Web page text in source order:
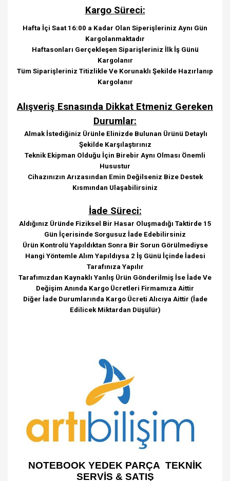
Kargo Süreci:
Hafta İçi Saat 16:00 a Kadar Olan Siperişleriniz Aynı Gün
Kargolanmaktadır
Haftasonları Gerçekleşen Siparişleriniz İlk İş Günü
Kargolanır
Tüm Siparişleriniz Titizlikle Ve Korunaklı Şekilde Hazırlanıp
Kargolanır
Alışveriş Esnasında Dikkat Etmeniz Gereken
Durumlar:
Almak İstediğiniz Ürünle Elinizde Bulunan Ürünü Detaylı
Şekilde Karşılaştırınız
Teknik Ekipman Olduğu İçin Birebir Aynı Olması Önemli
Husustur
Cihazınızın Arızasından Emin Değilseniz Bize Destek
Kısmından Ulaşabilirsiniz
İade Süreci:
Aldığınız Üründe Fiziksel Bir Hasar Oluşmadığı Taktirde 15
Gün İçerisinde Sorgusuz İade Edebilirsiniz
Ürün Kontrolü Yapıldıktan Sonra Bir Sorun Görülmediyse
Hangi Yöntemle Alım Yapıldıysa 2 İş Günü İçinde İadesi
Tarafınıza Yapılır
Tarafımızdan Kaynaklı Yanlış Ürün Gönderilmiş İse İade Ve
Değişim Anında Kargo Ücretleri Firmamıza Aittir
Diğer İade Durumlarında Kargo Ücreti Alıcıya Aittir (İade
Edilicek Miktardan Düşülür)
NOTEBOOK YEDEK PARÇA TEKNİK
SERVİS & SATIŞ